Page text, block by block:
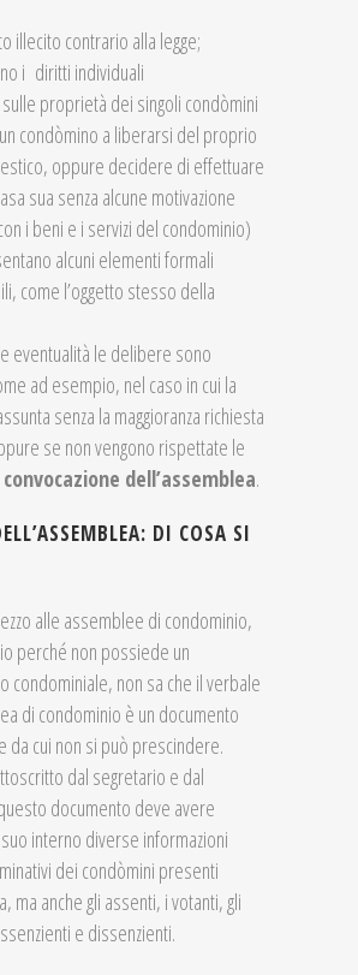
illecito contrario alla legge;
i diritti individuali
proprietà dei singoli condòmini
condòmino a liberarsi del proprio
oppure decidere di effettuare
sua senza alcune motivazione
i beni e i servizi del condominio)
alcuni elementi formali
come l’oggetto stesso della
eventualità le delibere sono
ad esempio, nel caso in cui la
senza la maggioranza richiesta
se non vengono rispettate le
convocazione dell’assemblea.
DI COSA SI
alle assemblee di condominio,
perché non possiede un
condominiale, non sa che il verbale
di condominio è un documento
da cui non si può prescindere.
dal segretario e dal
documento deve avere
interno diverse informazioni
dei condòmini presenti
ma anche gli assenti, i votanti, gli
e dissenzienti.